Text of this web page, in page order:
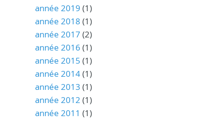
année 2019 (1)
année 2018 (1)
année 2017 (2)
année 2016 (1)
année 2015 (1)
année 2014(1)
année 2013 (1)
année 2012 (1)
année 2011 (1)